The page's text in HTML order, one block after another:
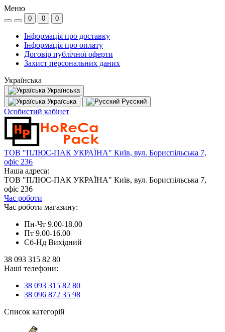
Меню
0 0 0
Інформація про доставку
Інформація про оплату
Договір публічної оферти
Захист персональних даних
Українська
Українська
Україська
Русский
Особистий кабінет
ТОВ "ПЛЮС-ПАК УКРАЇНА" Київ, вул. Бориспільська 7,
офіс 236
Наша адреса:
ТОВ "ПЛЮС-ПАК УКРАЇНА" Київ, вул. Бориспільська 7,
офіс 236
Час роботи
Час роботи магазину:
Пн-Чт 9.00-18.00
Пт 9.00-16.00
Сб-Нд Вихідний
38 093 315 82 80
Наші телефони:
38 093 315 82 80
38 096 872 35 98
Список категорій